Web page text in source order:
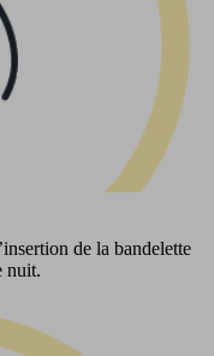
de la bandelette
nuit.